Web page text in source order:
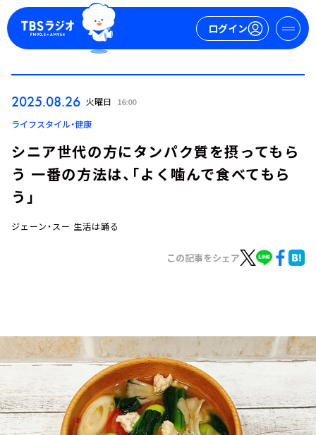
ログイン
ログイン
イベント・グッズ
YouTube
会社情報
2025.08.26 火曜日 16:00
ライフスタイル・健康
シニア世代の方にタンパク質を摂ってもら
う 一番の方法は、「よく噛んで食べてもら
う」
ジェーン・スー 生活は踊る
この記事をシェア